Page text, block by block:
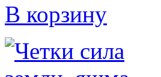
В корзину